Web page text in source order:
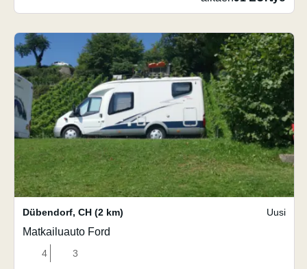
Dübendorf, CH (2 km) Uusi
Matkailuauto Ford
4 3